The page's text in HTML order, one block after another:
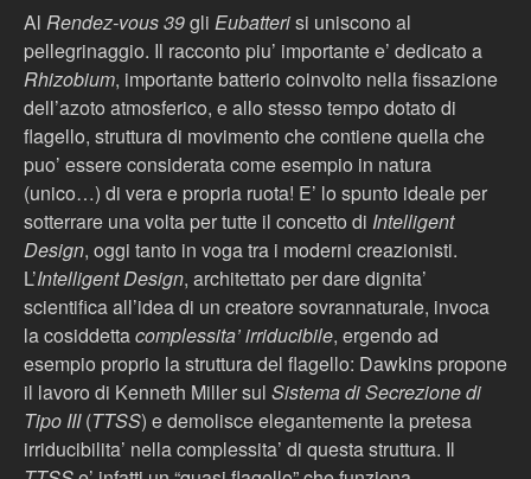
Al Rendez-vous 39gli Eubatterisi uniscono al
pellegrinaggio. Il racconto piu’ importante e’ dedicato a
Rhizobium, importante batterio coinvolto nella fissazione
dell’azoto atmosferico, e allo stesso tempo dotato di
flagello, struttura di movimento che contiene quella che
puo’ essere considerata come esempio in natura
(unico…) di vera e propria ruota! E’ lo spunto ideale per
sotterrare una volta per tutte il concetto di Intelligent
Design, oggi tanto in voga tra i moderni creazionisti.
L’Intelligent Design, architettato per dare dignita’
scientifica all’idea di un creatore sovrannaturale, invoca
la cosiddettacomplessita’ irriducibile, ergendo ad
esempio proprio la struttura del flagello: Dawkins propone
il lavoro di Kenneth Miller sul Sistema di Secrezione di
Tipo III(TTSS) e demolisce elegantemente la pretesa
irriducibilita’ nella complessita’ di questa struttura. Il